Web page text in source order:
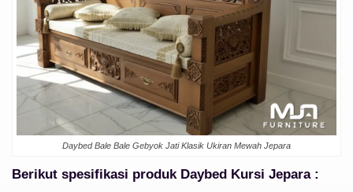
Daybed Bale Bale Gebyok Jati Klasik Ukiran Mewah Jepara
Berikut spesifikasi produk Daybed Kursi Jepara: